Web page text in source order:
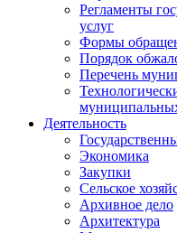
Регламенты
услуг
Формы
Порядок
Перечень
Деятельность
Экономика
Закупки
Сельское
Архивное дело
Архитектура